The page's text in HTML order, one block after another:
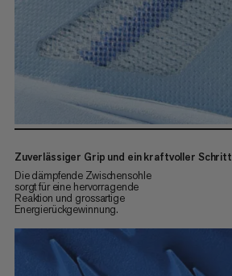
Zuverlässiger Grip und ein kraftvoller Schritt
Die dämpfende Zwischensohle
sorgt für eine hervorragende
Reaktion und grossartige
Energierückgewinnung.